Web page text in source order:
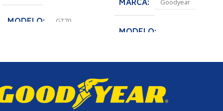
MODELO GT70
ANCHO DE SECCION
155
MARCA Goodyear
MODELO
ANCHO DE SECCION